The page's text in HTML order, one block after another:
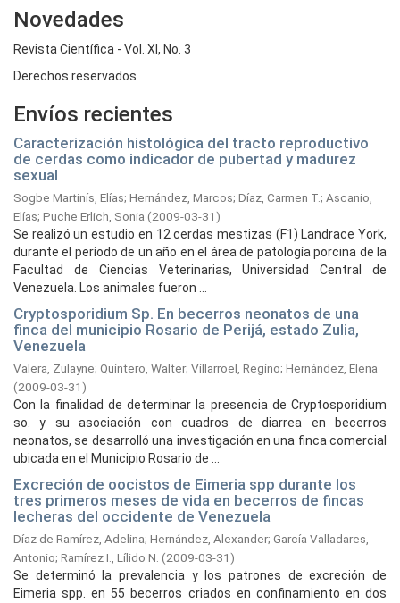
Novedades
Revista Científica - Vol. XI, No. 3
Derechos reservados
Envíos recientes
Caracterización histológica del tracto reproductivo
de cerdas como indicador de pubertad y madurez
sexual
Sogbe Martinís, Elías; Hernández, Marcos; Díaz, Carmen T.; Ascanio,
Elías; Puche Erlich, Sonia (2009-03-31)
Se realizó un estudio en 12 cerdas mestizas (F1) Landrace York,
durante el período de un año en el área de patología porcina de la
Facultad de Ciencias Veterinarias, Universidad Central de
Venezuela. Los animales fueron ...
Cryptosporidium Sp. En becerros neonatos de una
finca del municipio Rosario de Perijá, estado Zulia,
Venezuela
Valera, Zulayne; Quintero, Walter; Villarroel, Regino; Hernández, Elena
(2009-03-31)
Con la finalidad de determinar la presencia de Cryptosporidium
so. y su asociación con cuadros de diarrea en becerros
neonatos, se desarrolló una investigación en una finca comercial
ubicada en el Municipio Rosario de ...
Excreción de oocistos de Eimeria spp durante los
tres primeros meses de vida en becerros de fincas
lecheras del occidente de Venezuela
Díaz de Ramírez, Adelina; Hernández, Alexander; García Valladares,
Antonio; Ramírez I., Lílido N. (2009-03-31)
Se determinó la prevalencia y los patrones de excreción de
Eimeria spp. en 55 becerros criados en confinamiento en dos